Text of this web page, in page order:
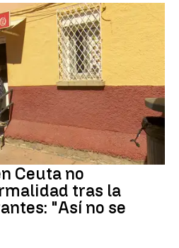
Ceuta no
tras la
"Así no se